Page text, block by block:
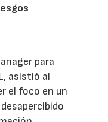
para
, asistió al
el foco en un